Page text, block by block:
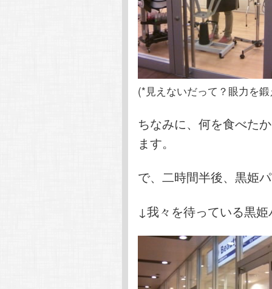
(*見えないだって？眼力を
ちなみに、何を食べた
ます。
で、二時間半後、黒姫
↓我々を待っている黒